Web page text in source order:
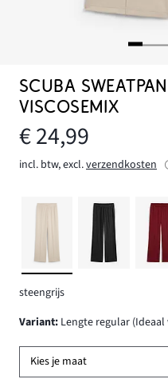
SCUBA
VISCOSEMIX
€ 24,99
incl. btw, excl.verzendkosten
steengrijs
Variant: Lengte regular
Kies je maat